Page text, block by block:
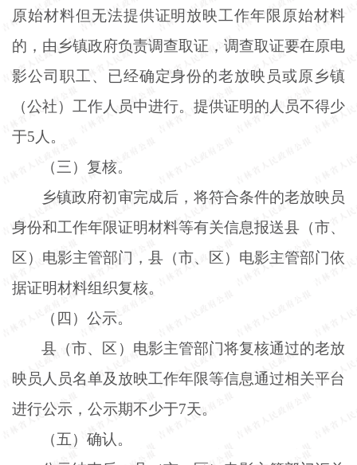
原始材料但无法提供证明放映工作年限原始材料
的，由乡镇政府负责调查取证，调查取证要在原电
影公司职工、已经确定身份的老放映员或原乡镇
（公社）工作人员中进行。提供证明的人员不得少
于5人。
（三）复核。
乡镇政府初审完成后，将符合条件的老放映员
身份和工作年限证明材料等有关信息报送县（市、
区）电影主管部门，县（市、区）电影主管部门依
据证明材料组织复核。
（四）公示。
县（市、区）电影主管部门将复核通过的老放
映员人员名单及放映工作年限等信息通过相关平台
进行公示，公示期不少于7天。
（五）确认。